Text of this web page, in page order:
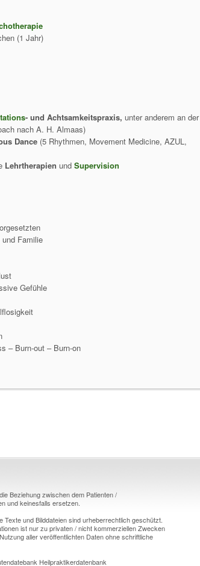
(1 Jahr)
- und Achtsamkeitspraxis, unter anderem an der
nach A. H. Almaas)
Dance (5 Rhythmen, Movement Medicine, AZUL,
Lehrtherapien und Supervision
und Familie
Gefühle
– Burn-out – Burn-on
Beziehung zwischen dem Patienten /
und keinesfalls ersetzen.
und Bilddateien sind urheberrechtlich geschützt.
ist nur zu privaten / nicht kommerziellen Zwecken
aller veröffentlichten Daten ohne schriftliche
Heilpraktikerdatenbank